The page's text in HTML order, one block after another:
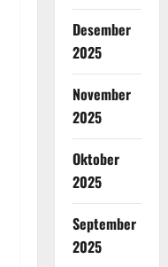
Desember
2025
November
2025
Oktober
2025
September
2025